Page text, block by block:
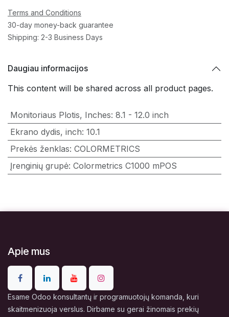
Terms and Conditions
30-day money-back guarantee
Shipping: 2-3 Business Days
Daugiau informacijos
This content will be shared across all product pages.
Monitoriaus Plotis, Inches: 8.1 - 12.0 inch
Ekrano dydis, inch: 10.1
Prekės ženklas: COLORMETRICS
Įrenginių grupė: Colormetrics C1000 mPOS
Apie mus
Esame Odoo konsultantų ir programuotojų komanda, kuri
skaitmenizuoja verslus. Dirbame su gerai žinomais prekių